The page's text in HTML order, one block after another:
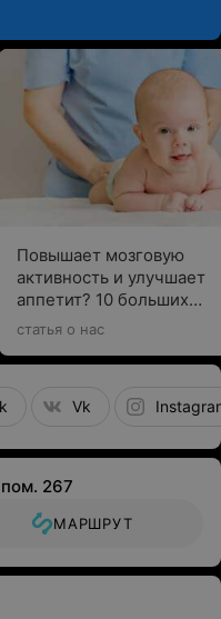
Повышает мозговую
активность и улучшает
аппетит? 10 больших
вопросов о массаже для
статья о нас
Vk
267
МАРШРУТ